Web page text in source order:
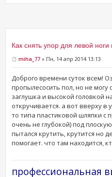
Как снять упор для левой ноги
miha_77 » Пн, 14 апр 2014 13:13
Доброго времени суток всем!
пропылесосить пол, но не могу
заглушка и высокой головкой
откручивается. а вот вверху в
то типа пластиковой шляпки с
очень не глубокой) под
пытался крутить, крутится но
помогает. что там находится,
профессиональная